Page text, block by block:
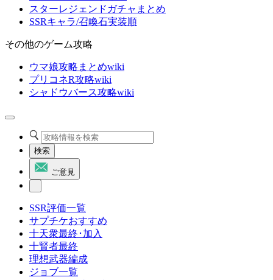
スターレジェンドガチャまとめ
SSRキャラ/召喚石実装順
その他のゲーム攻略
ウマ娘攻略まとめwiki
プリコネR攻略wiki
シャドウバース攻略wiki
検索
ご意見
SSR評価一覧
サプチケおすすめ
十天衆最終･加入
十賢者最終
理想武器編成
ジョブ一覧